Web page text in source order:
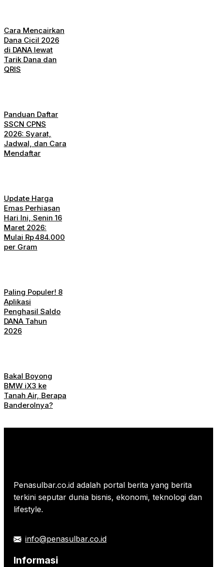
Cara Mencairkan
Dana Cicil 2026
di DANA lewat
Tarik Dana dan
QRIS
Panduan Daftar
SSCN CPNS
2026: Syarat,
Jadwal, dan Cara
Mendaftar
Update Harga
Emas Perhiasan
Hari Ini, Senin 16
Maret 2026:
Mulai Rp 484.000
per Gram
Paling Populer! 8
Aplikasi
Penghasil Saldo
DANA Tahun
2026
Bakal Boyong
BMW iX3 ke
Tanah Air, Berapa
Banderolnya?
Penasulbar.co.id adalah portal berita yang berita
terkini seputar dunia bisnis, ekonomi, teknologi dan
lifestyle.
info@penasulbar.co.id
Informasi